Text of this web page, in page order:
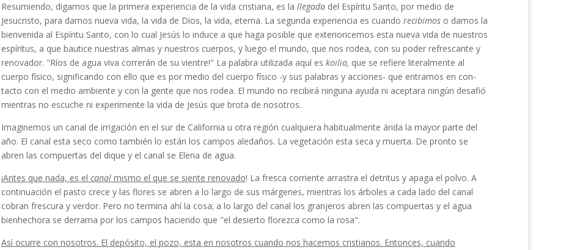
Resumiendo, digamos que la primera experiencia de la vida cristiana, es la llegada del Espíritu Santo, por medio de
Jesucristo, para darnos nueva vida, la vida de Dios, la vida, eterna. La segunda experiencia es cuando recibimos o damos la
bienvenida al Espíritu Santo, con lo cual Jesús lo induce a que haga posible que exterioricemos esta nueva vida de nuestros
espíritus, a que bautice nuestras almas y nuestros cuerpos, y luego el mundo, que nos rodea, con su poder refrescante y
renovador. "Ríos de agua viva corre­rán de su vientre!" La palabra utilizada aquí es koilia, que se refiere literalmente al
cuerpo físico, sig­nificando con ello que es por medio del cuerpo físico -y sus palabras y acciones- que entramos en con­
tacto con el medio ambiente y con la gente que nos rodea. El mundo no recibirá ninguna ayuda ni acep­tara ningún desafió
mientras no escuche ni experi­mente la vida de Jesús que brota de nosotros.
Imaginemos un canal de irrigación en el sur de California u otra región cualquiera habitualmente árida la mayor parte del
año. El canal esta seco como también lo están los campos aledaños. La vegetación esta seca y muerta. De pronto se
abren las compuertas del dique y el canal se Elena de agua.
¡Antes que nada, es el canal mismo el que se siente renovado! La fresca corriente arrastra el detritus y apaga el polvo. A
continuación el pasto crece y las flores se abren a lo largo de sus márgenes, mientras los árboles a cada lado del canal
cobran frescura y verdor. Pero no termina ahí la cosa; a lo largo del canal los gran­jeros abren las compuertas y el agua
bienhechora se derrama por los campos haciendo que "el desierto flo­rezca como la rosa".
Así ocurre con nosotros. El depósito, el pozo, esta en nosotros cuando nos hacemos cristianos. Entonces, cuando